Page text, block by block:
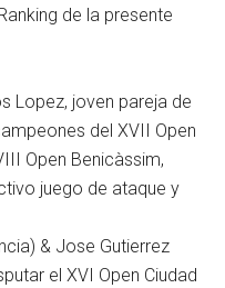
de la presente
Lopez, joven pareja de
del XVII Open
Open Benicàssim,
juego de ataque y
& Jose Gutierrez
el XVI Open Ciudad